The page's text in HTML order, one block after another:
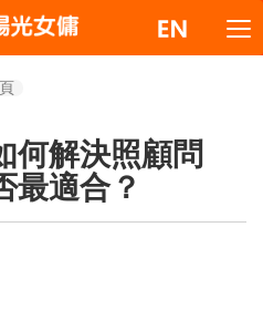
何解決照顧問
最適合？